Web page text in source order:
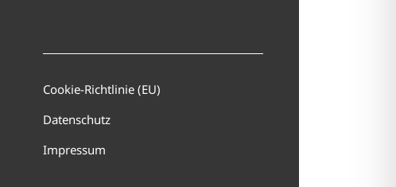
Cookie-Richtlinie (EU)
Datenschutz
Impressum